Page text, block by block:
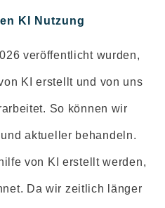
KI Nutzung
veröffentlicht wurden,
KI erstellt und von uns
So können wir
aktueller behandeln.
von KI erstellt werden,
Da wir zeitlich länger